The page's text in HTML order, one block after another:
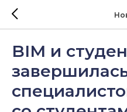
BIM и